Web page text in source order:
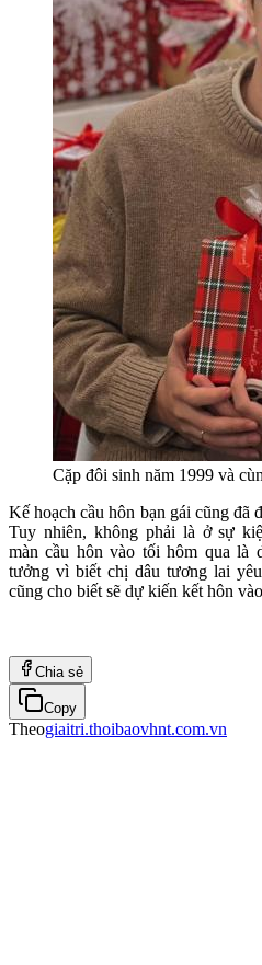
Cặp đôi sinh năm 1999 và
Kế hoạch cầu hôn bạn gái cũng đã
Tuy nhiên, không phải là ở sự
màn cầu hôn vào tối hôm qua là
tưởng vì biết chị dâu tương lai
cũng cho biết sẽ dự kiến kết hôn
Chia sẻ
Copy
Theogiaitri.thoibaovhnt.com.vn